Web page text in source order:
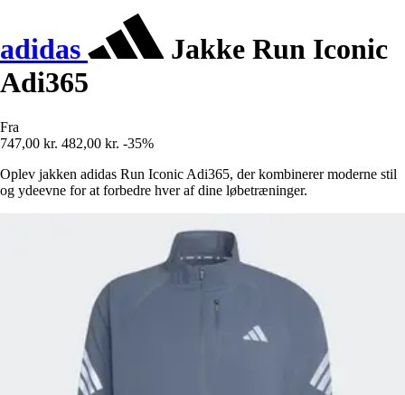
adidas
Jakke Run Iconic
Adi365
Fra
747,00 kr. 482,00 kr. -35%
Oplev jakken adidas Run Iconic Adi365, der kombinerer moderne stil
og ydeevne for at forbedre hver af dine løbetræninger.